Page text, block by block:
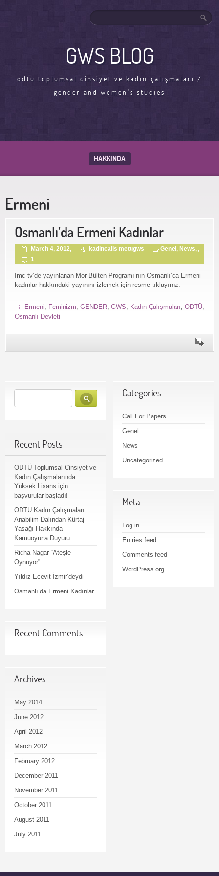
GWS BLOG
odtü toplumsal cinsiyet ve kadın çalışmaları /
gender and women's studies
HAKKINDA
Ermeni
Osmanlı’da Ermeni Kadınlar
March 4, 2012, kadincalis metugws Genel , News, ,
1
Imc-tv’de yayınlanan Mor Bülten Programı’nın Osmanlı’da Ermeni
kadınlar hakkındaki yayınını izlemek için resme tıklayınız:
Ermeni Feminizm GENDER GWS Kadın Çalışmaları ODTÜ
Osmanlı Devleti
Recent Posts
ODTÜ Toplumsal Cinsiyet ve
Kadın Çalışmalarında
Yüksek Lisans için
başvurular başladı!
ODTU Kadın Çalışmaları
Anabilim Dalından Kürtaj
Yasağı Hakkında
Kamuoyuna Duyuru
Richa Nagar “Ateşle
Oynuyor”
Yıldız Ecevit İzmir’deydi
Osmanlı’da Ermeni Kadınlar
Recent Comments
Archives
May 2014
June 2012
April 2012
March 2012
February 2012
December 2011
November 2011
October 2011
August 2011
July 2011
Categories
Call For Papers
Genel
News
Uncategorized
Meta
Log in
Entries feed
Comments feed
WordPress.org